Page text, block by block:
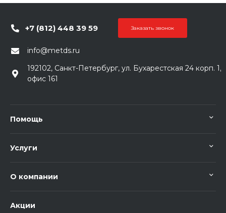
+7 (812) 448 39 59 Заказать звонок
info@metds.ru
192102, Санкт-Петербург, ул. Бухарестская 24 корп. 1,
офис 161
Помощь
Услуги
О компании
Акции